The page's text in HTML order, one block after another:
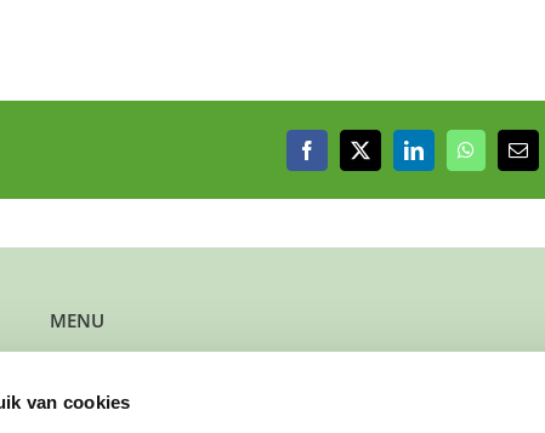
van cookies
Facebook
X LinkedInWhatsApp
E-
mail
MENU
Kun je steun gebruiken?
Wil je een gezin verwijzen?